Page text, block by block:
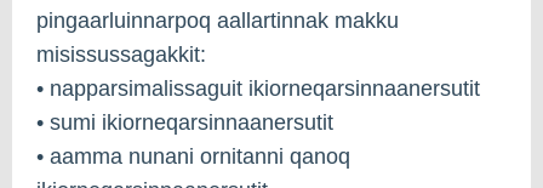
pingaarluinnarpoq aallartinnak makku
misissussagakkit:
• napparsimalissaguit ikiorneqarsinnaanersutit
• sumi ikiorneqarsinnaanersutit
• aamma nunani ornitanni qanoq